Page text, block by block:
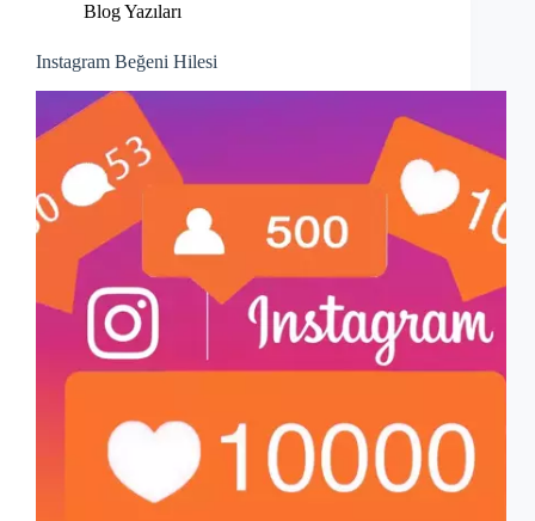
Blog Yazıları
Instagram Beğeni Hilesi